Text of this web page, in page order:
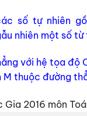
số tự nhiên
nhiên một số
với hệ tọa
thuộc đường